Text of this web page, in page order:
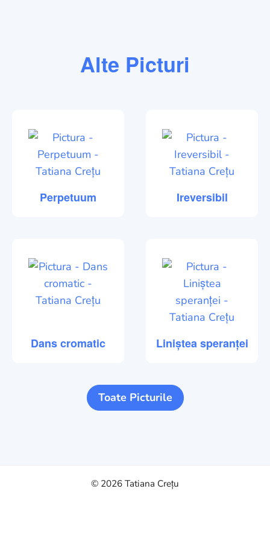
Alte Picturi
Perpetuum Ireversibil
Dans cromatic Liniștea speranței
Toate Picturile
© 2026 Tatiana Crețu